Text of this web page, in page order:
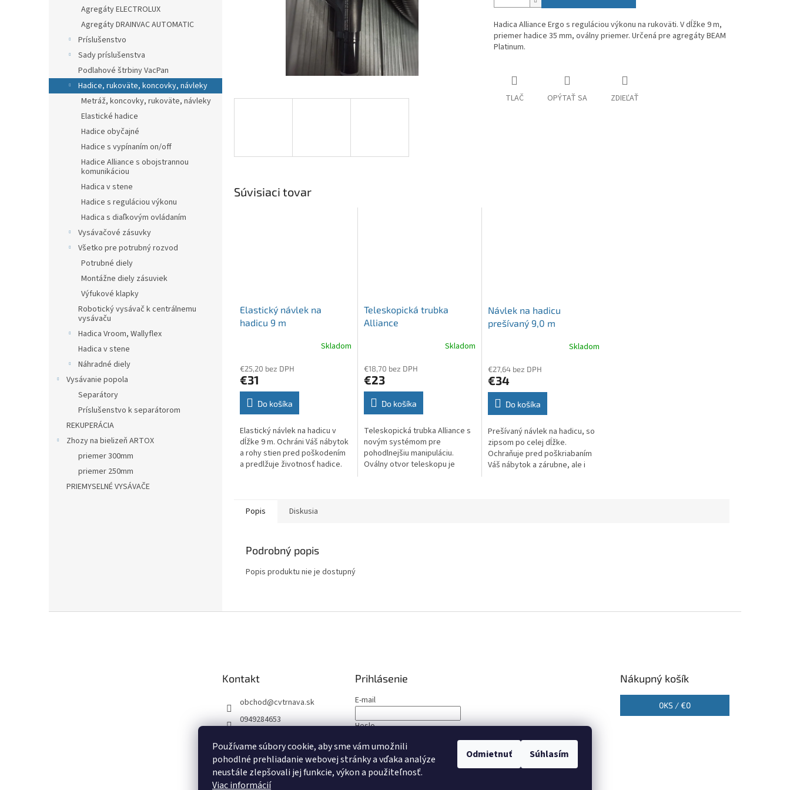
Používame súbory cookie, aby sme vám umožnili
pohodlné prehliadanie webovej stránky a vďaka analýze
neustále zlepšovali jej funkcie, výkon a použiteľnosť.
Viac informácií
Odmietnuť Súhlasím
Agregáty ELECTROLUX
Agregáty DRAINVAC AUTOMATIC
Príslušenstvo
Sady príslušenstva
Podlahové štrbiny VacPan
Hadice, rukoväte, koncovky, návleky
Metráž, koncovky, rukoväte, návleky
Elastické hadice
Hadice obyčajné
Hadice s vypínaním on/off
Hadice Alliance s obojstrannou
komunikáciou
Hadica v stene
Hadice s reguláciou výkonu
Hadica s diaľkovým ovládaním
Vysávačové zásuvky
Všetko pre potrubný rozvod
Potrubné diely
Montážne diely zásuviek
Výfukové klapky
Robotický vysávač k centrálnemu
vysávaču
Hadica Vroom, Wallyflex
Hadica v stene
Náhradné diely
Vysávanie popola
Separátory
Príslušenstvo k separátorom
REKUPERÁCIA
Zhozy na bielizeň ARTOX
priemer 300mm
priemer 250mm
PRIEMYSELNÉ VYSÁVAČE
Hadica Alliance Ergo s reguláciou výkonu na rukoväti. V dĺžke 9 m,
priemer hadice 35 mm, oválny priemer. Určená pre agregáty BEAM
Platinum.
TLAČ OPÝTAŤ SA ZDIEĽAŤ
Súvisiaci tovar
Elastický návlek na
hadicu 9 m
Skladom
€25,20 bez DPH
€31
Do košíka
Elastický návlek na hadicu v
dĺžke 9 m. Ochráni Váš nábytok
a rohy stien pred poškodením
a predlžuje životnosť hadice.
Teleskopická trubka
Alliance
Skladom
€18,70 bez DPH
€23
Do košíka
Teleskopická trubka Alliance s
novým systémom pre
pohodlnejšiu manipuláciu.
Oválny otvor teleskopu je
Návlek na hadicu
prešívaný 9,0 m
Skladom
€27,64 bez DPH
€34
Do košíka
Prešívaný návlek na hadicu, so
zipsom po celej dĺžke.
Ochraňuje pred poškriabaním
Váš nábytok a zárubne, ale i
Popis
Diskusia
Podrobný popis
Popis produktu nie je dostupný
Kontakt
obchod@cvtrnava.sk
0949284653
Prihlásenie
E-mail
Heslo
PRIHLÁSIŤ SA
Nová registráciaZabudnuté heslo
Nákupný košík
0KS /€0